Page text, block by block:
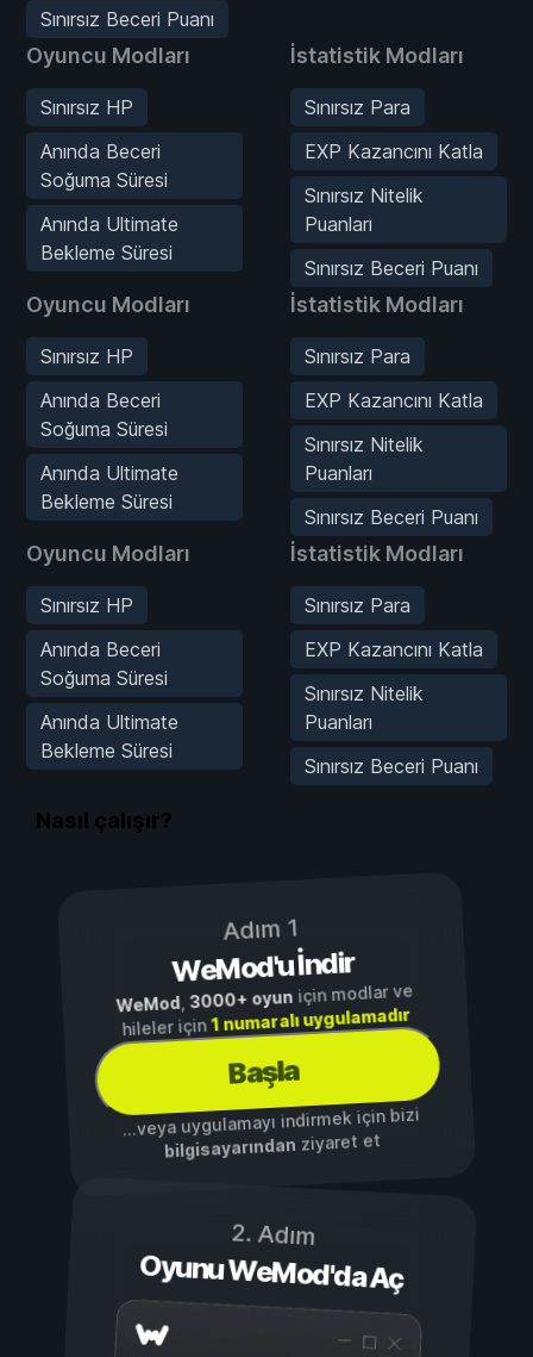
Sınırsız Beceri Puanı
Oyuncu Modları
Sınırsız HP
Anında Beceri
Soğuma Süresi
Anında Ultimate
Bekleme Süresi
İstatistik Modları
Sınırsız Para
EXP Kazancını Katla
Sınırsız Nitelik
Puanları
Sınırsız Beceri Puanı
Oyuncu Modları
Sınırsız HP
Anında Beceri
Soğuma Süresi
Anında Ultimate
Bekleme Süresi
İstatistik Modları
Sınırsız Para
EXP Kazancını Katla
Sınırsız Nitelik
Puanları
Sınırsız Beceri Puanı
Oyuncu Modları
Sınırsız HP
Anında Beceri
Soğuma Süresi
Anında Ultimate
Bekleme Süresi
İstatistik Modları
Sınırsız Para
EXP Kazancını Katla
Sınırsız Nitelik
Puanları
Sınırsız Beceri Puanı
Nasıl çalışır?
Adım 1
WeMod'u İndir
WeMod,3000+ oyuniçin modlar ve
hileler için1 numaralı uygulamadır
Başla
...veya uygulamayı indirmek için bizi
bilgisayarından ziyaret et
2. Adım
Oyunu WeMod'da Aç